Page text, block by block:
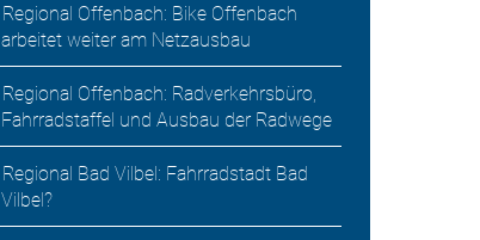
Regional Offenbach: Bike Offenbach
arbeitet weiter am Netzausbau
Regional Offenbach: Radverkehrsbüro,
Fahrradstaffel und Ausbau der Radwege
Regional Bad Vilbel: Fahrradstadt Bad
Vilbel?